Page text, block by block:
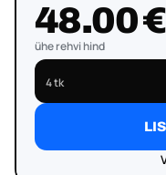
48.00 €
ühe rehvi hind
4 tk